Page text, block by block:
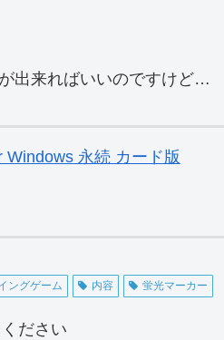
出来ればいいのですけど…
永続 カード版
ングゲーム 内容 蛍光マーカー
ださい